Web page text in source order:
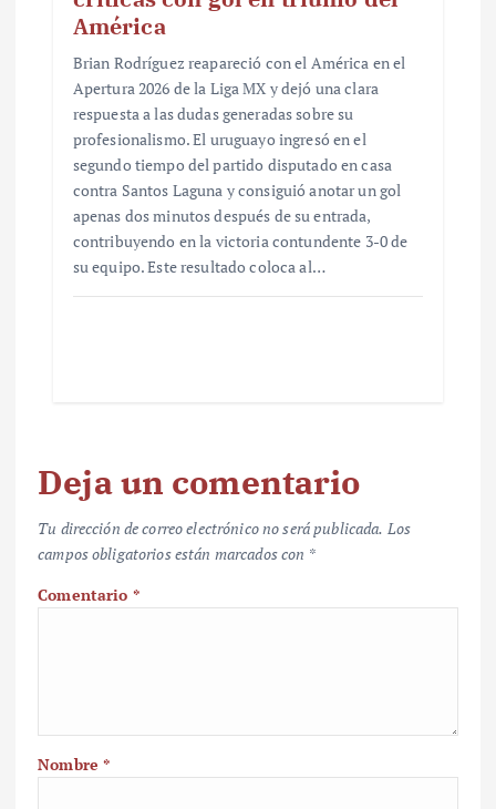
América
Brian Rodríguez reapareció con el América en el
Apertura 2026 de la Liga MX y dejó una clara
respuesta a las dudas generadas sobre su
profesionalismo. El uruguayo ingresó en el
segundo tiempo del partido disputado en casa
contra Santos Laguna y consiguió anotar un gol
apenas dos minutos después de su entrada,
contribuyendo en la victoria contundente 3-0 de
su equipo. Este resultado coloca al…
Deja un comentario
Tu dirección de correo electrónico no será publicada. Los
campos obligatorios están marcados con *
Comentario *
Nombre*